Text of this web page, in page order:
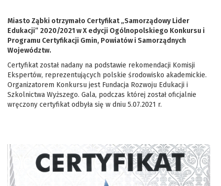
Miasto Ząbki otrzymało Certyfikat „Samorządowy Lider
Edukacji” 2020/2021 w X edycji Ogólnopolskiego Konkursu i
Programu Certyfikacji Gmin, Powiatów i Samorządnych
Województw.
Certyfikat został nadany na podstawie rekomendacji Komisji
Ekspertów, reprezentujących polskie środowisko akademickie.
Organizatorem Konkursu jest Fundacja Rozwoju Edukacji i
Szkolnictwa Wyższego. Gala, podczas której został oficjalnie
wręczony certyfikat odbyła się w dniu 5.07.2021 r.